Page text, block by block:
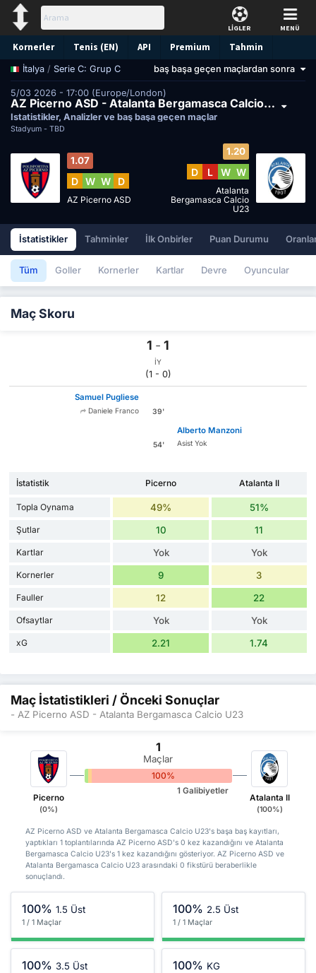
LİGLER MENÜ
Kornerler Tenis (EN) API Premium Tahmin
İtalya / Serie C: Grup C baş başa geçen maçlardan sonra
5/03 2026 - 17:00 (Europe/London)
AZ Picerno ASD - Atalanta Bergamasca Calcio U23
İstatistikler, Analizler ve baş başa geçen maçlar
Stadyum - TBD
1.07
D W W D
AZ Picerno ASD
1.20
D L W W
Atalanta
Bergamasca Calcio
U23
İstatistikler Tahminler İlk Onbirler Puan Durumu
Tüm Goller Kornerler Kartlar Devre Oyuncular
Maç Skoru
1 - 1
İY
(1 - 0)
Samuel Pugliese
Daniele Franco 39'
54'
Alberto Manzoni
Asist Yok
İstatistik Picerno Atalanta II
Topla Oynama 49% 51%
Şutlar 10 11
Kartlar Yok Yok
Kornerler 9 3
Fauller 12 22
Ofsaytlar Yok Yok
xG 2.21 1.74
Maç İstatistikleri / Önceki Sonuçlar
- AZ Picerno ASD - Atalanta Bergamasca Calcio U23
Picerno
(0%)
1
Maçlar
100%
1 Galibiyetler
Atalanta II
(100%)
AZ Picerno ASD ve Atalanta Bergamasca Calcio U23's başa baş kayıtları,
yaptıkları 1 toplantılarında AZ Picerno ASD's 0 kez kazandığını ve Atalanta
Bergamasca Calcio U23's 1 kez kazandığını gösteriyor. AZ Picerno ASD ve
Atalanta Bergamasca Calcio U23 arasındaki 0 fikstürü beraberlikle
sonuçlandı.
100% 1.5 Üst
1 / 1 Maçlar
100% 2.5 Üst
1 / 1 Maçlar
100% 3.5 Üst 100% KG